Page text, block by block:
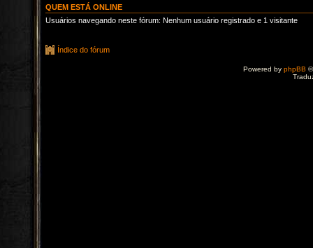
QUEM ESTÁ ONLINE
Usuários navegando neste fórum: Nenhum usuário registrado e 1 visitante
Índice do fórum
Powered by phpBB